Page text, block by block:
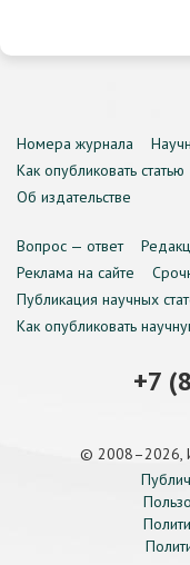
Номера журнала
Как опубликовать статью
Об издательстве
Вопрос — ответ
Реклама на сайте
Публикация научных
Как опубликовать
+7
© 2008–2026,